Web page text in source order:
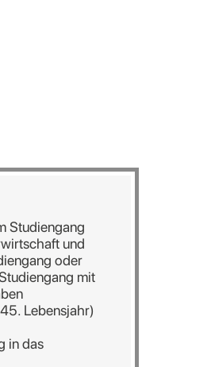
Studiengang
und
oder
mit
Lebensjahr)
in das